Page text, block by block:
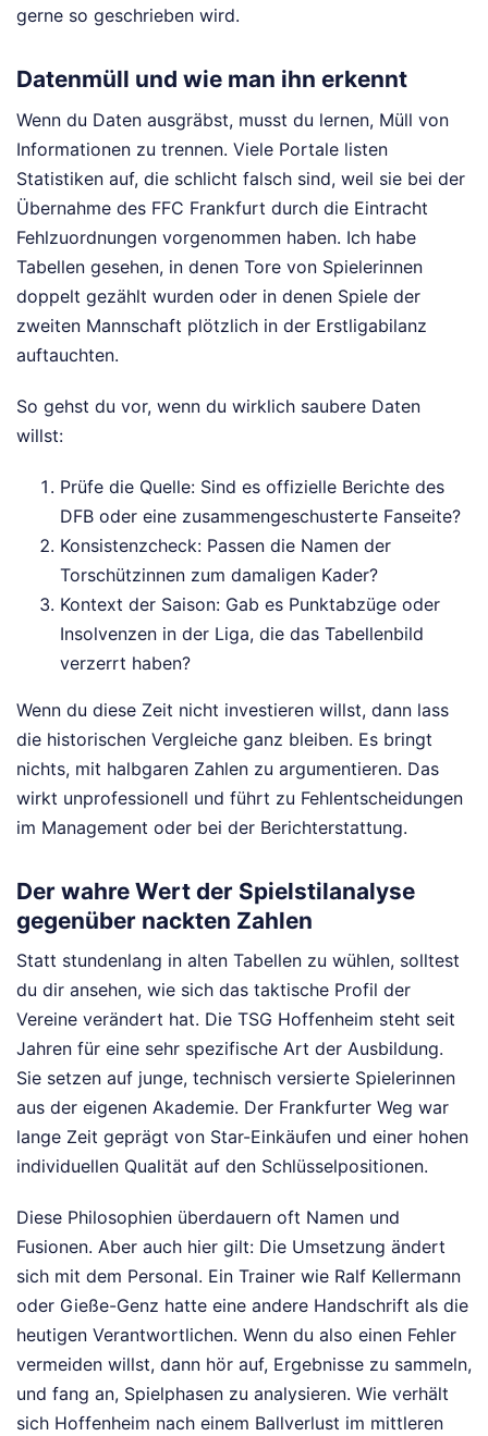
gerne so geschrieben wird.
Datenmüll und wie man ihn erkennt
Wenn du Daten ausgräbst, musst du lernen, Müll von
Informationen zu trennen. Viele Portale listen
Statistiken auf, die schlicht falsch sind, weil sie bei der
Übernahme des FFC Frankfurt durch die Eintracht
Fehlzuordnungen vorgenommen haben. Ich habe
Tabellen gesehen, in denen Tore von Spielerinnen
doppelt gezählt wurden oder in denen Spiele der
zweiten Mannschaft plötzlich in der Erstligabilanz
auftauchten.
So gehst du vor, wenn du wirklich saubere Daten
willst:
Prüfe die Quelle: Sind es offizielle Berichte des
DFB oder eine zusammengeschusterte Fanseite?
Konsistenzcheck: Passen die Namen der
Torschützinnen zum damaligen Kader?
Kontext der Saison: Gab es Punktabzüge oder
Insolvenzen in der Liga, die das Tabellenbild
verzerrt haben?
Wenn du diese Zeit nicht investieren willst, dann lass
die historischen Vergleiche ganz bleiben. Es bringt
nichts, mit halbgaren Zahlen zu argumentieren. Das
wirkt unprofessionell und führt zu Fehlentscheidungen
im Management oder bei der Berichterstattung.
Der wahre Wert der Spielstilanalyse
gegenüber nackten Zahlen
Statt stundenlang in alten Tabellen zu wühlen, solltest
du dir ansehen, wie sich das taktische Profil der
Vereine verändert hat. Die TSG Hoffenheim steht seit
Jahren für eine sehr spezifische Art der Ausbildung.
Sie setzen auf junge, technisch versierte Spielerinnen
aus der eigenen Akademie. Der Frankfurter Weg war
lange Zeit geprägt von Star-Einkäufen und einer hohen
individuellen Qualität auf den Schlüsselpositionen.
Diese Philosophien überdauern oft Namen und
Fusionen. Aber auch hier gilt: Die Umsetzung ändert
sich mit dem Personal. Ein Trainer wie Ralf Kellermann
oder Gieße-Genz hatte eine andere Handschrift als die
heutigen Verantwortlichen. Wenn du also einen Fehler
vermeiden willst, dann hör auf, Ergebnisse zu sammeln,
und fang an, Spielphasen zu analysieren. Wie verhält
sich Hoffenheim nach einem Ballverlust im mittleren